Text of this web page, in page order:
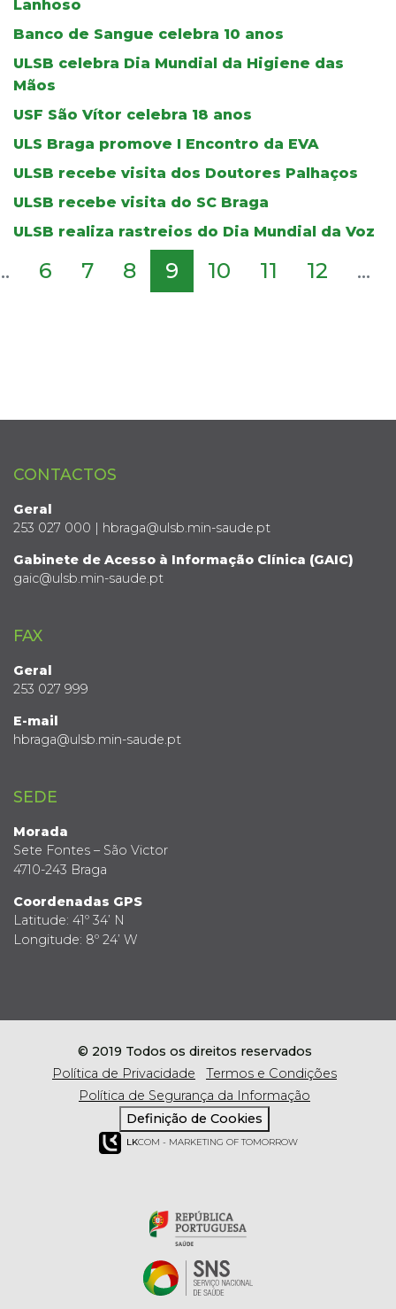
Lanhoso
Banco de Sangue celebra 10 anos
ULSB celebra Dia Mundial da Higiene das
Mãos
USF São Vítor celebra 18 anos
ULS Braga promove I Encontro da EVA
ULSB recebe visita dos Doutores Palhaços
ULSB recebe visita do SC Braga
ULSB realiza rastreios do Dia Mundial da Voz
6 7 8 9 10 11 12 ...
CONTACTOS
Geral
253 027 000 | hbraga@ulsb.min-saude.pt
Gabinete de Acesso à Informação Clínica (GAIC)
gaic@ulsb.min-saude.pt
FAX
Geral
253 027 999
E-mail
hbraga@ulsb.min-saude.pt
SEDE
Morada
Sete Fontes – São Victor
4710-243 Braga
Coordenadas GPS
Latitude: 41º 34’ N
Longitude: 8º 24’ W
© 2019 Todos os direitos reservados
Política de Privacidade
Termos e Condições
Política de Segurança da Informação
Definição de Cookies
LKCOM - MARKETING OF TOMORROW